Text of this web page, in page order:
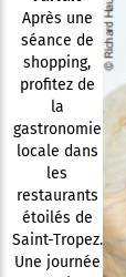
Après une
séance de
shopping,
profitez de
la
gastronomie
locale dans
les
restaurants
étoilés de
Saint-Tropez.
Une journée